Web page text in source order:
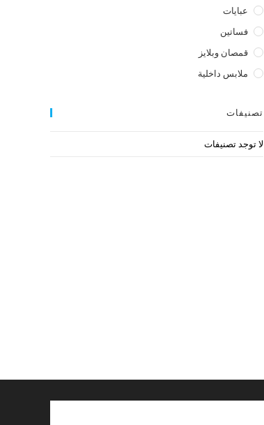
عبايات
فساتين
قمصان وبلايز
ملابس داخلية
تصنيفات
لا توجد تصنيفات